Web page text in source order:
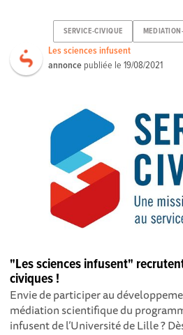
SERVICE-CIVIQUE
Les sciences infusent
annonce publiée le19/08/2021
"Les sciences infusent"
civiques !
Envie de participer au
médiation scientifique du
infusent de l’Université de Lille ?